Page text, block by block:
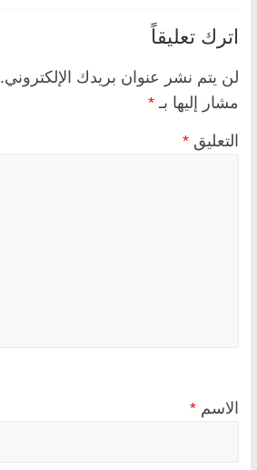
اترك تعليقاً
لن يتم نشر عنوان بريدك الإلكتروني.
مشار إليها بـ *
التعليق *
الاسم *